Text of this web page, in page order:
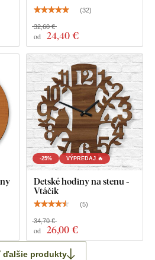
s matným povrchom
(32)
od 24,40 €
32,60 €
-25% VÝPREDAJ 🔥
Detské hodiny na stenu -
Vtáčik
(5)
od 26,00 €
34,70 €
ďalšie produkty